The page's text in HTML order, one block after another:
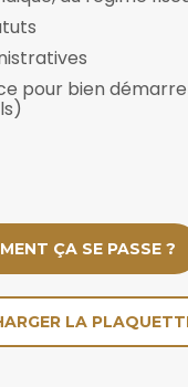
pour bien
ÇA SE PASSE ?
LA